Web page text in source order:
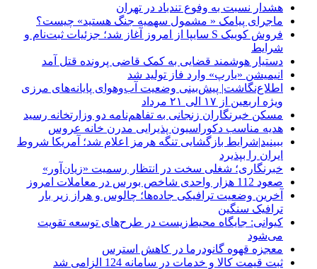
هشدار نسبت به وفوع تندباد در تهران
ماجرای پیامک « مشمول سهمیه جنگ هستید» چیست؟
فروش کوییک S سایپا از امروز آغاز شد؛ جزئیات ثبت‌نام و
شرایط
دستیار هوشمند قضایی به کمک قاضی پرونده قتل آمد
انیمیشن «یارپ» وارد فاز تولید شد
اطلاع‌نگاشت| پیش‌بینی وضعیت آب‌وهوای پایانه‌های مرزی
ویژه اربعین از ۱۷ الی ۲۱ مرداد
مسکن خبرنگاران زنجانی به تفاهم‌نامه دو وزارتخانه رسید
هدیه مناسب دکوراسیون پذیرایی مدرن خانه عروس
ببینید|شرایط بازگشایی تنگه هرمز اعلام شد؛ آمریکا شروط
ایران را بپذیرد
خبرنگاری؛ شغلی سخت در انتظار رسمیت «زیان‌آور»
صعود 112 هزار واحدی شاخص بورس در معاملات امروز
آخرین وضعیت ترافیکی جاده‌ها؛ چالوس و هراز زیر بار
ترافیک سنگین
کیوانی: جایگاه محیط‌زیست در طرح‌های توسعه تقویت
می‌شود
معجزه قهوه گانودرما در کاهش استرس
ثبت قیمت کالا و خدمات در سامانه 124 الزامی شد